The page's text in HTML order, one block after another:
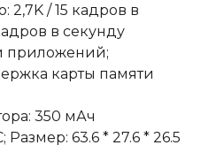
2,7K / 15 кадров в
в секунду
приложений;
карты памяти
350 мАч
Размер: 63.6 * 27.6 * 26.5